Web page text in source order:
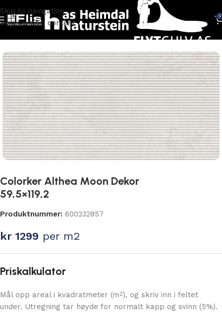
Skip to navigation
Skip to main content
0
Colorker Althea Moon Dekor
59,5×119,2
Produktnummer: 600232857
kr 1299 per m2
Priskalkulator
Mål opp areal i kvadratmeter (m2), og skriv inn i feltet
under. Utregning tar høyde for normalt kapp og svinn (5%).